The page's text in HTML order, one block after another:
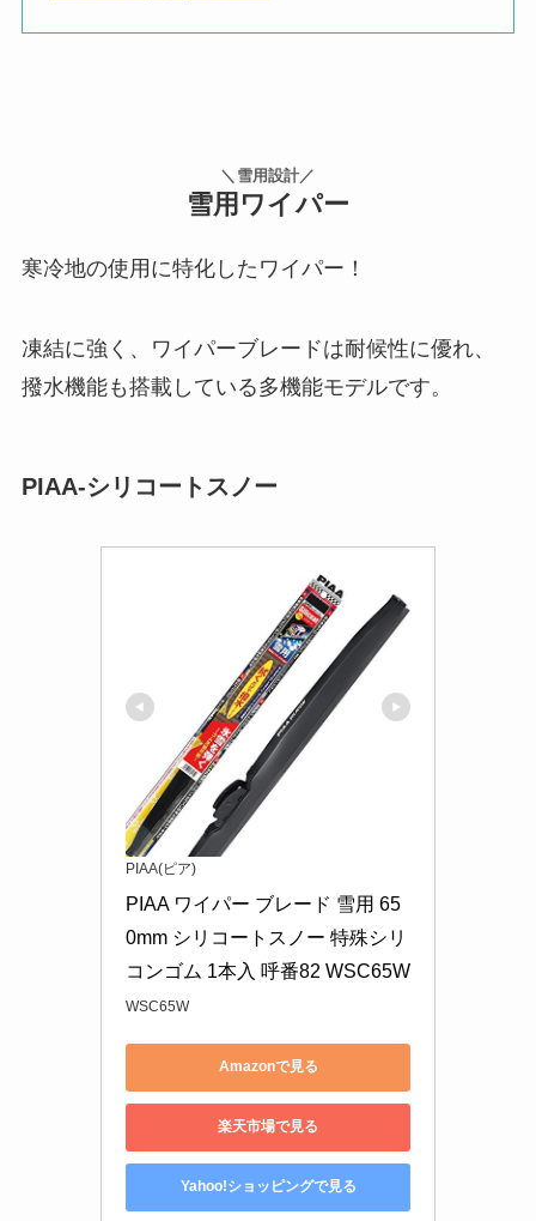
＼雪用設計／
雪用ワイパー
寒冷地の使用に特化したワイパー！
凍結に強く、ワイパーブレードは耐候性に優れ、
撥水機能も搭載している多機能モデルです。
PIAA-シリコートスノー
PIAA(ピア)
PIAA ワイパー ブレード 雪用 65
0mm シリコートスノー 特殊シリ
コンゴム 1本入 呼番82 WSC65W
WSC65W
Amazonで見る
楽天市場で見る
Yahoo!ショッピングで見る